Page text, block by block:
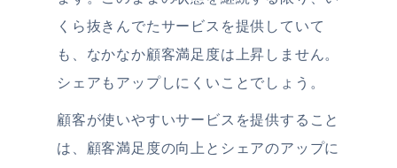
くら抜きんでたサービスを提供していて
も、なかなか顧客満足度は上昇しません。
シェアもアップしにくいことでしょう。
顧客が使いやすいサービスを提供すること
は、顧客満足度の向上とシェアのアップに